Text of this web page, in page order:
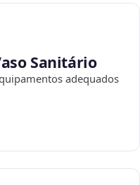
Sanitário
adequados